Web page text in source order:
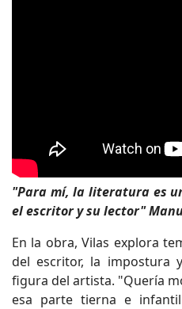
"Para mí, la literatura es
el escritor y su lector"
En la obra, Vilas explora
del escritor, la impostura
figura del artista. "Quería
esa parte tierna e